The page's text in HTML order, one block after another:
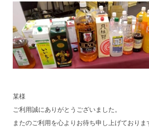
某様
ご利用誠にありがとうございました。
またのご利用を心よりお待ち申し上げておりま